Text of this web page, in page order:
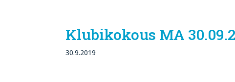
Klubikokous MA
30.9.2019